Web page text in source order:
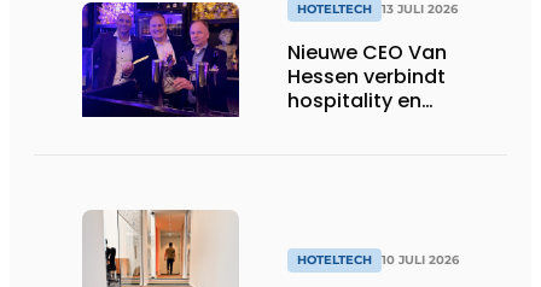
HOTELTECH 13 JULI 2026
Nieuwe CEO Van
Hessen verbindt
hospitality en
HOTELTECH 10 JULI 2026